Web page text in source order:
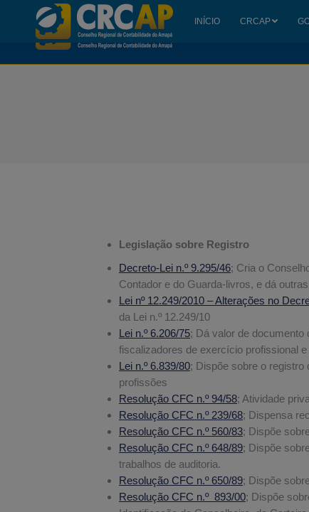
Legislação sobre Registro
Decreto-Lei n.º 9.295/46; Cria o
Contador e do Guarda-livros, e dá
Lei nº 12.249/2010 – Alterações no
da Lei n.º 12.249/10
Lei n.º 6.206/75; Dá valor de documento
fiscalizadores de exercício profissional
Lei n.º 6.839/80; Dispõe sobre o
profissões
Resolução CFC n.º 94/58; Atividade
Resolução CFC n.º 239/68; Dispensa
Resolução CFC n.º 560/83; Dispõe
Resolução CFC n.º 648/89; Dispõe
trabalhos de auditoria.
Resolução CFC n.º 650/89; Dispõe
Resolução CFC n.º 893/00; Dispõe
INÍCIO CRCAP